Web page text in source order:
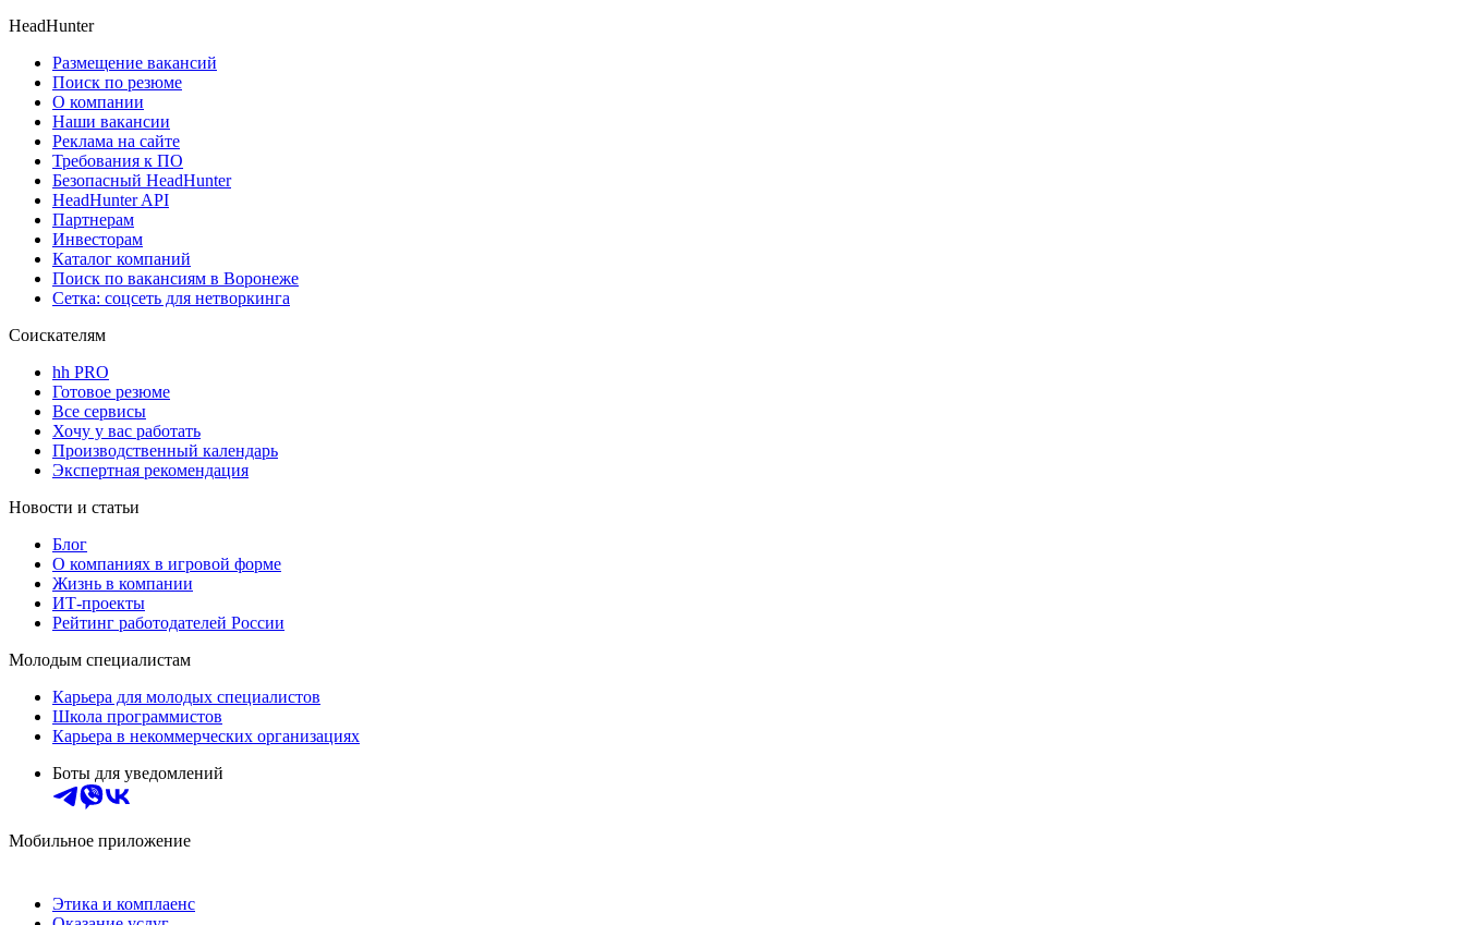
HeadHunter
Размещение вакансий
Поиск по резюме
О компании
Наши вакансии
Реклама на сайте
Требования к ПО
Безопасный HeadHunter
HeadHunter API
Партнерам
Инвесторам
Каталог компаний
Поиск по вакансиям в Воронеже
Сетка: соцсеть для нетворкинга
Соискателям
hh PRO
Готовое резюме
Все сервисы
Хочу у вас работать
Производственный календарь
Экспертная рекомендация
Новости и статьи
Блог
О компаниях в игровой форме
Жизнь в компании
ИТ-проекты
Рейтинг работодателей России
Молодым специалистам
Карьера для молодых специалистов
Школа программистов
Карьера в некоммерческих организациях
Боты для уведомлений
Мобильное приложение
Этика и комплаенс